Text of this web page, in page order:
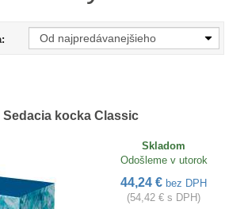
Sedacia kocka Classic
Skladom
Odošleme v utorok
44,24 € bez DPH
(54,42 € s DPH)